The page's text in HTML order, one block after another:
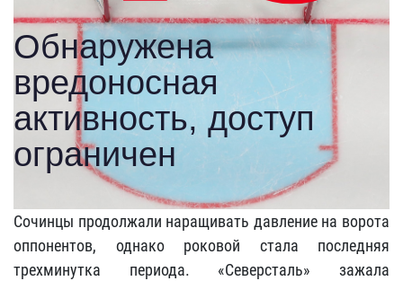
Сочинцы продолжали наращивать давление на ворота
оппонентов, однако роковой стала последняя
трехминутка периода. «Северсталь» зажала